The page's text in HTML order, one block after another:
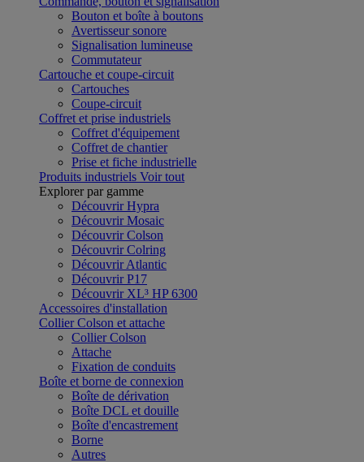
Bouton et boîte à boutons
Avertisseur sonore
Signalisation lumineuse
Commutateur
Cartouche et coupe-circuit
Cartouches
Coupe-circuit
Coffret et prise industriels
Coffret d'équipement
Coffret de chantier
Prise et fiche industrielle
Produits industriels Voir tout
Explorer par gamme
Découvrir Hypra
Découvrir Mosaic
Découvrir Colson
Découvrir Colring
Découvrir Atlantic
Découvrir P17
Découvrir XL³ HP 6300
Accessoires d'installation
Collier Colson et attache
Collier Colson
Attache
Fixation de conduits
Boîte et borne de connexion
Boîte de dérivation
Boîte DCL et douille
Boîte d'encastrement
Borne
Autres